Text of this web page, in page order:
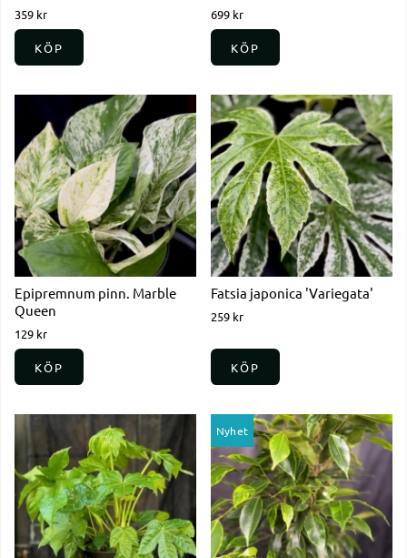
359 kr
KÖP
699 kr
KÖP
Epipremnum pinn. Marble
Queen
129 kr
KÖP
Fatsia japonica 'Variegata'
259 kr
KÖP
Nyhet